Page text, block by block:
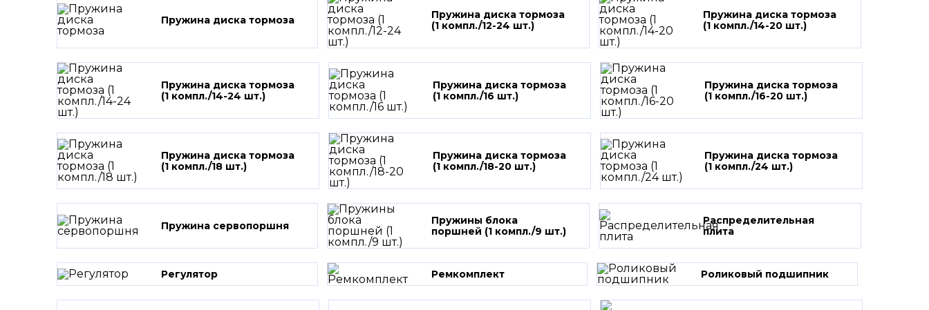
Пружина диска тормоза
Пружина диска тормоза
(1 компл./12-24 шт.)
Пружина диска тормоза
(1 компл./14-20 шт.)
Пружина диска тормоза
(1 компл./14-24 шт.)
Пружина диска тормоза
(1 компл./16 шт.)
Пружина диска тормоза
(1 компл./16-20 шт.)
Пружина диска тормоза
(1 компл./18 шт.)
Пружина диска тормоза
(1 компл./18-20 шт.)
Пружина диска тормоза
(1 компл./24 шт.)
Пружина сервопоршня
Пружины блока
поршней (1 компл./9 шт.)
Распределительная
плита
Регулятор Ремкомплект Роликовый подшипник